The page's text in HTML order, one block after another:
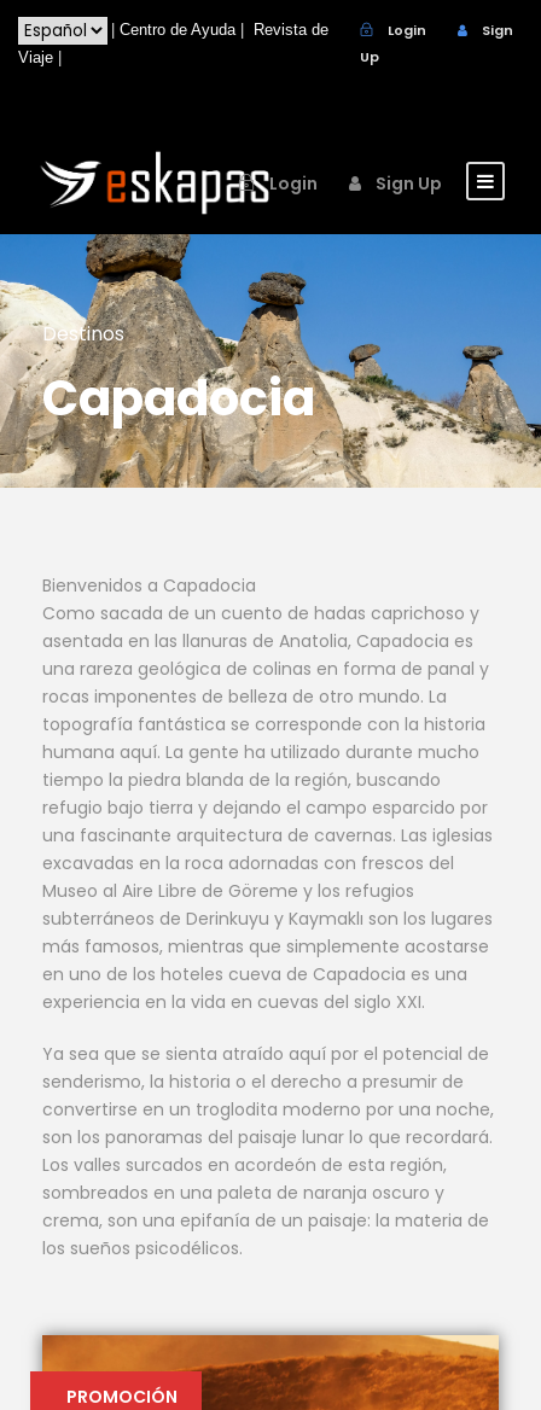
Centro de Ayuda|
Revista de
Viaje
Login
Sign
Up
Login Sign Up
Destinos
Capadocia
Bienvenidos a Capadocia
Como sacada de un cuento de hadas caprichoso y
asentada en las llanuras de Anatolia, Capadocia es
una rareza geológica de colinas en forma de panal y
rocas imponentes de belleza de otro mundo. La
topografía fantástica se corresponde con la historia
humana aquí. La gente ha utilizado durante mucho
tiempo la piedra blanda de la región, buscando
refugio bajo tierra y dejando el campo esparcido por
una fascinante arquitectura de cavernas. Las iglesias
excavadas en la roca adornadas con frescos del
Museo al Aire Libre de Göreme y los refugios
subterráneos de Derinkuyu y Kaymaklı son los lugares
más famosos, mientras que simplemente acostarse
en uno de los hoteles cueva de Capadocia es una
experiencia en la vida en cuevas del siglo XXI.
Ya sea que se sienta atraído aquí por el potencial de
senderismo, la historia o el derecho a presumir de
convertirse en un troglodita moderno por una noche,
son los panoramas del paisaje lunar lo que recordará.
Los valles surcados en acordeón de esta región,
sombreados en una paleta de naranja oscuro y
crema, son una epifanía de un paisaje: la materia de
los sueños psicodélicos.
PROMOCIÓN